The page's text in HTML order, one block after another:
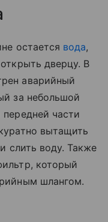
остается вода,
дверцу. В
аварийный
за небольшой
части
вытащить
слить воду. Также
который
шлангом.